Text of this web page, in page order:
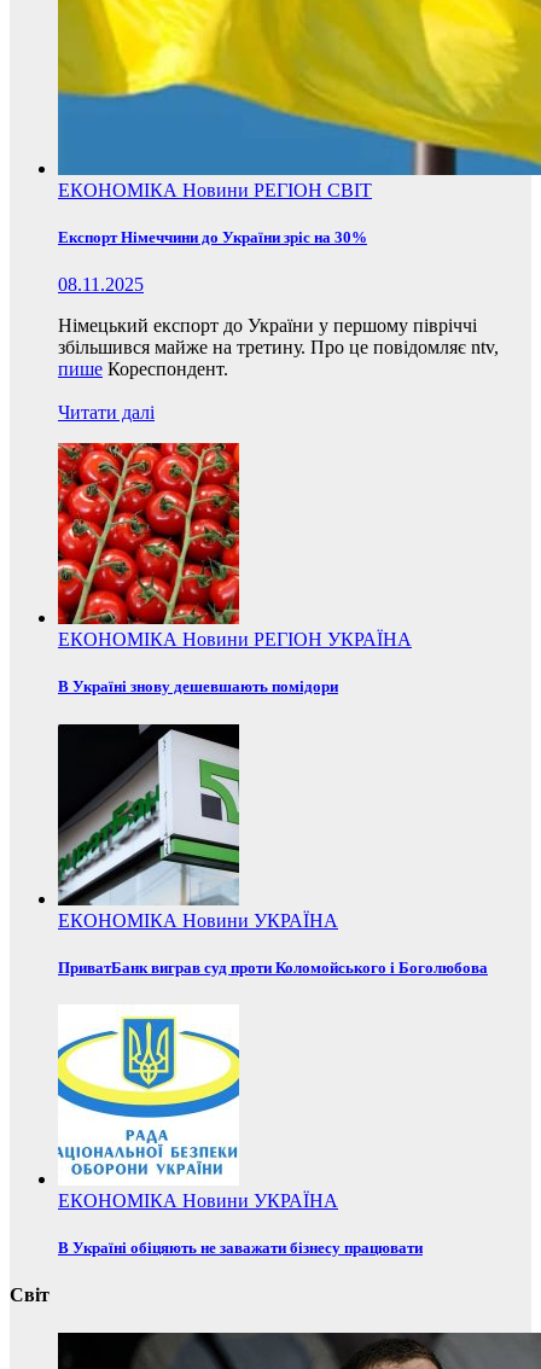
ЕКОНОМІКА Новини РЕГІОН СВІТ
Експорт Німеччини до України зріс на 30%
08.11.2025
Німецький експорт до України у першому півріччі
збільшився майже на третину. Про це повідомляє ntv,
пише Кореспондент.
Читати далі
ЕКОНОМІКА Новини РЕГІОН УКРАЇНА
В Україні знову дешевшають помідори
ЕКОНОМІКА Новини УКРАЇНА
ПриватБанк виграв суд проти Коломойського і Боголюбова
ЕКОНОМІКА Новини УКРАЇНА
В Україні обіцяють не заважати бізнесу працювати
Світ